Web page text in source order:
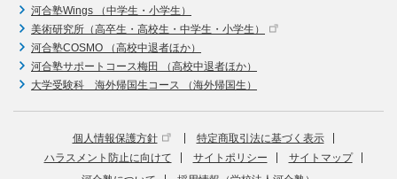
河合塾Wings （中学生・小学生）
美術研究所（高卒生・高校生・中学生・小学生）
河合塾COSMO （高校中退者ほか）
河合塾サポートコース梅田 （高校中退者ほか）
大学受験科 海外帰国生コース （海外帰国生）
個人情報保護方針
特定商取引法に基づく表示
ハラスメント防止に向けて
サイトポリシー
サイトマップ